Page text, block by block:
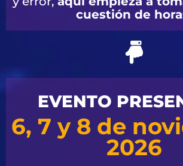
cuestión de
EVENTO
6, 7 y 8 de
2026